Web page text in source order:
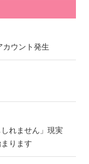
ウント発生
しれません」現実
ります